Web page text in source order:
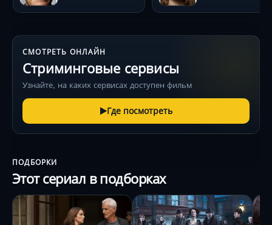
СМОТРЕТЬ ОНЛАЙН
Стриминговые сервисы
Узнайте, на каких сервисах доступен фильм
Где посмотреть
ПОДБОРКИ
Этот сериал в подборках